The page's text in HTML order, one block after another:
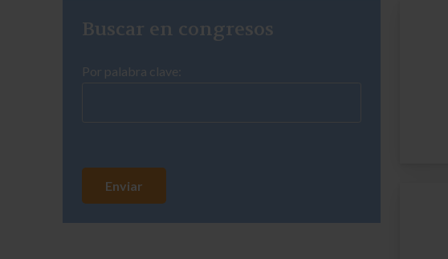
Buscar en congresos
Por palabra clave: